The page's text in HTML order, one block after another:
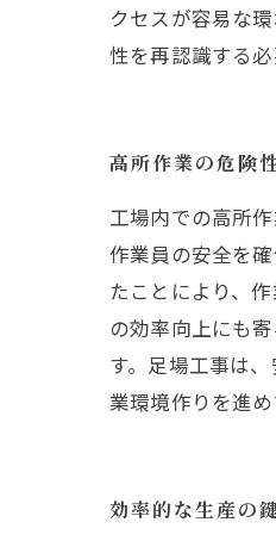
クセスが容易な
性を再認識する必
高所作業の危険
工場内での高所
作業員の安全を
たことにより、
の効率向上にも
す。足場工事は
業環境作りを進め
効率的な生産の